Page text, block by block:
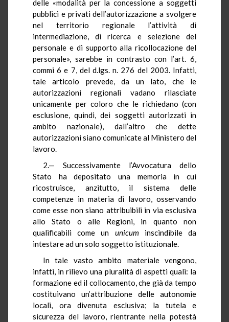
delle «modalità per la concessione a soggetti
pubblici e privati dell’autorizzazione a svolgere
nel territorio regionale l’attività di
intermediazione, di ricerca e selezione del
personale e di supporto alla ricollocazione del
personale», sarebbe in contrasto con l’art. 6,
commi 6 e 7, del d.lgs. n. 276 del 2003. Infatti,
tale articolo prevede, da un lato, che le
autorizzazioni regionali vadano rilasciate
unicamente per coloro che le richiedano (con
esclusione, quindi, dei soggetti autorizzati in
ambito nazionale), dall’altro che dette
autorizzazioni siano comunicate al Ministero del
lavoro.
2.— Successivamente l’Avvocatura dello
Stato ha depositato una memoria in cui
ricostruisce, anzitutto, il sistema delle
competenze in materia di lavoro, osservando
come esse non siano attribuibili in via esclusiva
allo Stato o alle Regioni, in quanto non
qualificabili come un unicum inscindibile da
intestare ad un solo soggetto istituzionale.
In tale vasto ambito materiale vengono,
infatti, in rilievo una pluralità di aspetti quali: la
formazione ed il collocamento, che già da tempo
costituivano un’attribuzione delle autonomie
locali, ora divenuta esclusiva; la tutela e
sicurezza del lavoro, rientrante nella potestà